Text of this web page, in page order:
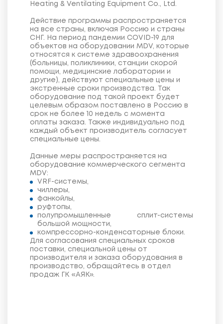
Heating & Ventilating Equipment Co., Ltd.
Действие программы распространяется
на все страны, включая Россию и страны
СНГ. На период пандемии COVID-19 для
объектов на оборудовании MDV, которые
относятся к системе здравоохранения
(больницы, поликлиники, станции скорой
помощи, медицинские лаборатории и
другие), действуют специальные цены и
экстренные сроки производства. Так
оборудование под такой проект будет
целевым образом поставлено в Россию в
срок не более 10 недель с момента
оплаты заказа. Также индивидуально под
каждый объект производитель согласует
специальные цены.
Данные меры распространяется на
оборудование коммерческого сегмента
MDV:
VRF-системы,
чиллеры,
фанкойлы,
руфтопы,
полупромышленные сплит-системы
большой мощности,
компрессорно-конденсаторные блоки.
Для согласования специальных сроков
поставки, специальной цены от
производителя и заказа оборудования в
производство, обращайтесь в отдел
продаж ГК «АЯК».